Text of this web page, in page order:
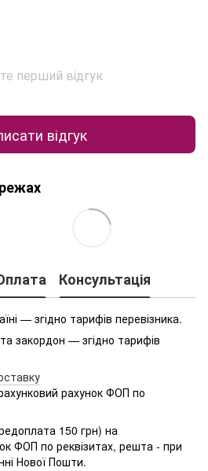
перший відгук
відгук
Консультація
— згідно тарифів перевізника.
закордон — згідно тарифів
рахунок ФОП по
150 грн) на
ФОП по реквізитах, решта - при
Нової Пошти.